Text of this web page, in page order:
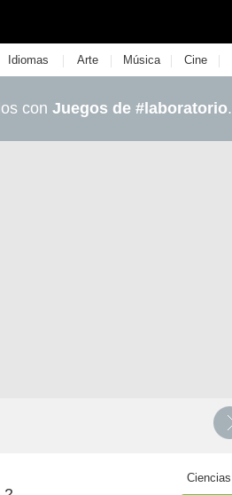
Idiomas | Arte | Música | Cine |
con Juegos de #laboratorio.
Ciencias